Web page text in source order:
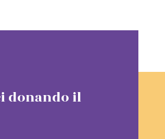
donando il